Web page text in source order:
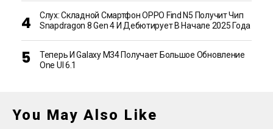
Слух: Складной Смартфон OPPO Find N5 Получит Чип
Snapdragon 8 Gen 4 И Дебютирует В Начале 2025 Года
Теперь И Galaxy M34 Получает Большое Обновление
One UI 6.1
You May Also Like